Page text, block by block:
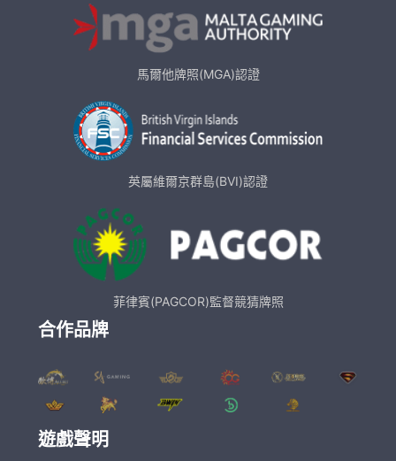
馬爾他牌照(MGA)認證
英屬維爾京群島(BVI)認證
菲律賓(PAGCOR)監督競猜牌照
合作品牌
遊戲聲明